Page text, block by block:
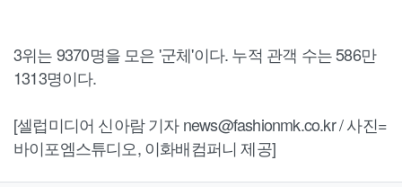
3위는 9370명을 모은 '군체'이다. 누적 관객 수는 586만
1313명이다.
[셀럽미디어 신아람 기자 news@fashionmk.co.kr / 사진=
바이포엠스튜디오, 이화배컴퍼니 제공]